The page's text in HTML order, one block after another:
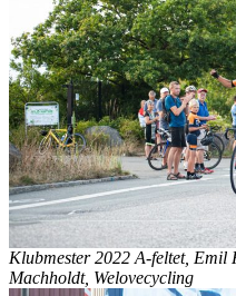
Klubmester 2022 A-feltet, Emil
Machholdt, Welovecycling